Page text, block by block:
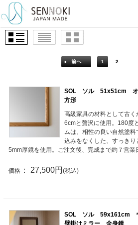
TOP >
前へ 1 2
SOL ソル 51x51cm オ
方形
高級家具の材料として古
6cmと贅沢に使用。180度
ムは、相性の良い自然塗料
込みをなくした、すっき
5mm厚鏡を使用。ご注文後、完成まで約７営業
価格 ： 27,500円 (税込)
SOL ソル 59x161cm
壁掛けミラー 全身鏡